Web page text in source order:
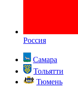
Россия
Самара
Тольятти
Тюмень